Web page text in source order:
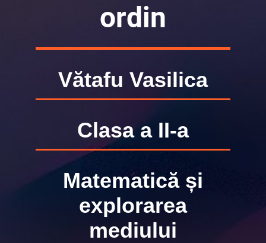
ordin
Vătafu Vasilica
Clasa a II-a
Matematică și
explorarea
mediului